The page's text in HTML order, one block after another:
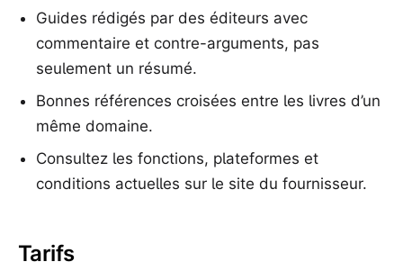
Guides rédigés par des éditeurs avec
commentaire et contre-arguments, pas
seulement un résumé.
Bonnes références croisées entre les livres d’un
même domaine.
Consultez les fonctions, plateformes et
conditions actuelles sur le site du fournisseur.
Tarifs